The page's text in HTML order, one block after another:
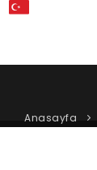
ANA SAYFA
Anasayfa